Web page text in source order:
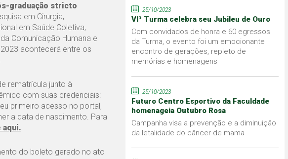
graduação stricto
em Cirurgia,
em Saúde Coletiva,
Comunicação Humana e
acontecerá entre os
rematrícula junto à
com suas credenciais:
primeiro acesso no portal,
a data de nascimento. Para
aqui.
do boleto gerado no ato
25/10/2023
VIª Turma celebra seu Jubileu de Ouro
Com convidados de honra e 60 egressos
da Turma, o evento foi um emocionante
encontro de gerações, repleto de
memórias e homenagens
25/10/2023
Futuro Centro Esportivo da Faculdade
homenageia Outubro Rosa
Campanha visa a prevenção e a diminuição
da letalidade do câncer de mama